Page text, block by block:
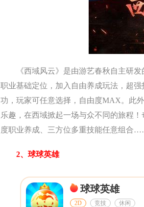
《西域风云》是由游艺春秋自主研
职业基础定位，加入自由养成玩法，超
功，玩家可任意选择，自由度MAX。此
乐趣，在西域掀起一场与众不同的旅程
度职业养成、三方位多重技能任意组合
2、球球英雄
球球英雄
2D 竞技 休闲